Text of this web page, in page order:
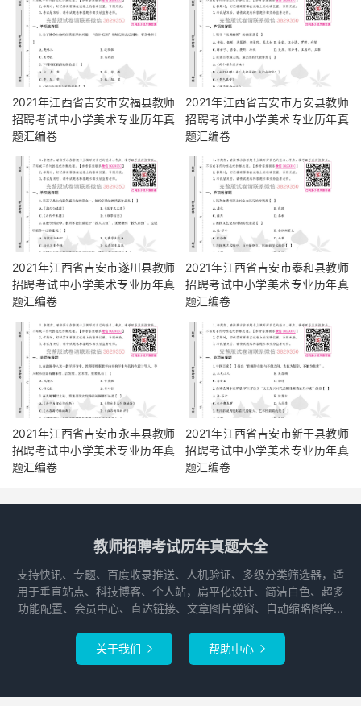
2021年江西省吉安市安福县教师
招聘考试中小学美术专业历年真
题汇编卷
2021年江西省吉安市万安县教师
招聘考试中小学美术专业历年真
题汇编卷
2021年江西省吉安市遂川县教师
招聘考试中小学美术专业历年真
题汇编卷
2021年江西省吉安市泰和县教师
招聘考试中小学美术专业历年真
题汇编卷
2021年江西省吉安市永丰县教师
招聘考试中小学美术专业历年真
题汇编卷
2021年江西省吉安市新干县教师
招聘考试中小学美术专业历年真
题汇编卷
教师招聘考试历年真题大全
支持快讯、专题、百度收录推送、人机验证、多级分类筛选器，适
用于垂直站点、科技博客、个人站，扁平化设计、简洁白色、超多
功能配置、会员中心、直达链接、文章图片弹窗、自动缩略图等...
关于我们  帮助中心 